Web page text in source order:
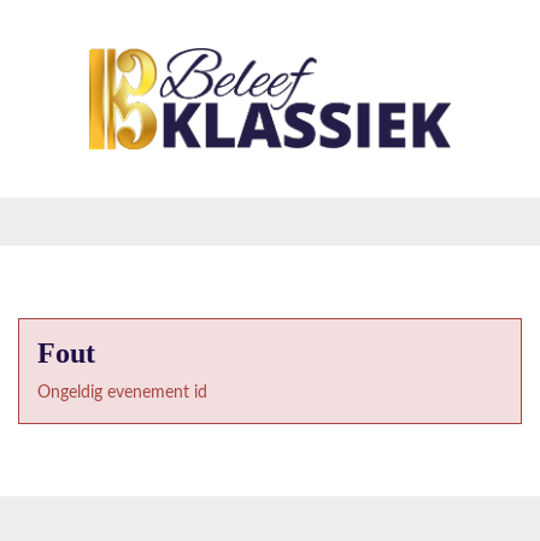
Fout
Ongeldig evenement id